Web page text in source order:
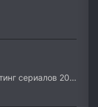
Рейтинг сериалов 2026